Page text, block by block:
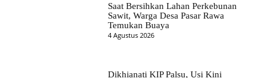
Saat Bersihkan Lahan Perkebunan
Sawit, Warga Desa Pasar Rawa
Temukan Buaya
4 Agustus 2026
Dikhianati KIP Palsu, Usi Kini